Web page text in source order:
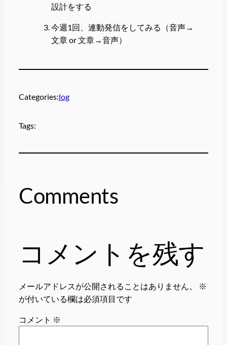
設計をする
今週1回、連動発信をしてみる（音声→
文章 or 文章→音声）
Categories:log
Tags:
Comments
コメントを残す
メールアドレスが公開されることはありません。
※
が付いている欄は必須項目です
コメント ※